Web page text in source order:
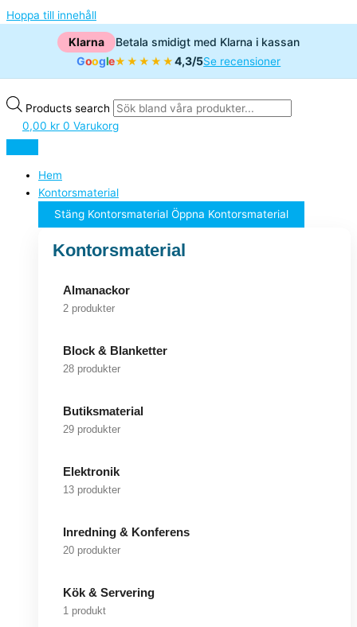
Hoppa till innehåll
Klarna
Betala smidigt med Klarna i kassan
Google★★★★★4,3/5Se recensioner
Products search
0,00 kr 0 Varukorg
Hem
Kontorsmaterial
Stäng Kontorsmaterial Öppna Kontorsmaterial
Kontorsmaterial
Almanackor
2 produkter
Block & Blanketter
28 produkter
Butiksmaterial
29 produkter
Elektronik
13 produkter
Inredning & Konferens
20 produkter
Kök & Servering
1 produkt